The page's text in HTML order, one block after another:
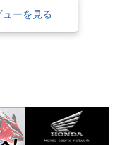
ーを見る